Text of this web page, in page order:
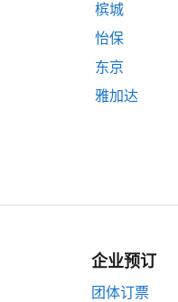
槟城
怡保
东京
雅加达
企业预订
团体订票